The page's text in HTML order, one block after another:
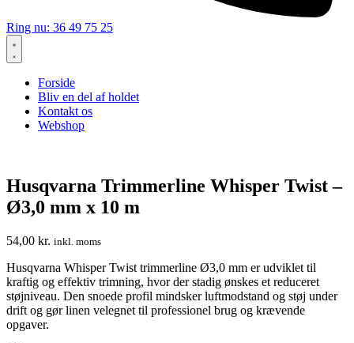
Ring nu: 36 49 75 25
Forside
Bliv en del af holdet
Kontakt os
Webshop
Husqvarna Trimmerline Whisper Twist –
Ø3,0 mm x 10 m
54,00 kr. inkl. moms
Husqvarna Whisper Twist trimmerline Ø3,0 mm er udviklet til
kraftig og effektiv trimning, hvor der stadig ønskes et reduceret
støjniveau. Den snoede profil mindsker luftmodstand og støj under
drift og gør linen velegnet til professionel brug og krævende
opgaver.